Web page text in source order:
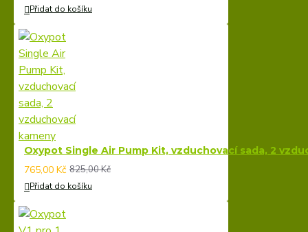
Přidat do košíku
Oxypot Single Air Pump Kit, vzduchovací sada, 2
765,00 Kč 825,00 Kč
Přidat do košíku